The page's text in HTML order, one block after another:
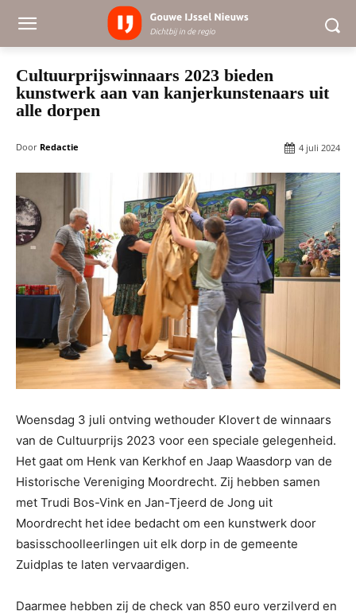
Cultuurprijswinnaars 2023 bieden
kunstwerk aan van kanjerkunstenaars uit
alle dorpen
Door Redactie 4 juli 2024
Woensdag 3 juli ontving wethouder Klovert de winnaars
van de Cultuurprijs 2023 voor een speciale gelegenheid.
Het gaat om Henk van Kerkhof en Jaap Waasdorp van de
Historische Vereniging Moordrecht. Zij hebben samen
met Trudi Bos-Vink en Jan-Tjeerd de Jong uit
Moordrecht het idee bedacht om een kunstwerk door
basisschoolleerlingen uit elk dorp in de gemeente
Zuidplas te laten vervaardigen.
Daarmee hebben zij de check van 850 euro verzilverd en